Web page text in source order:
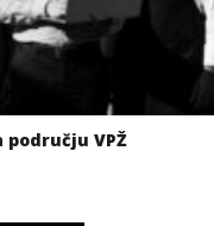
području VPŽ